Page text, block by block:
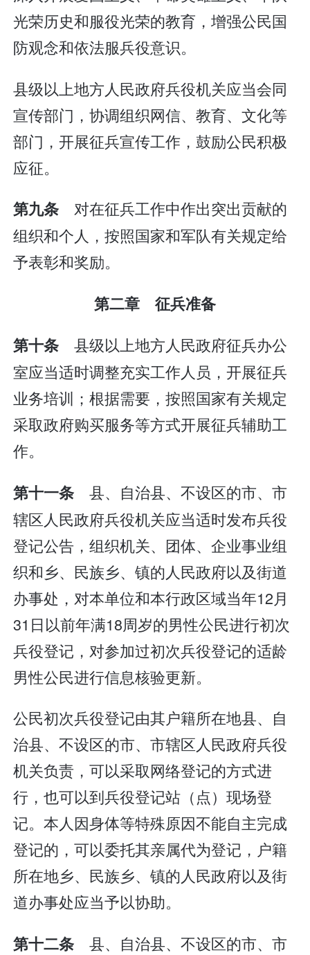
光荣历史和服役光荣的教育，增强公民国
防观念和依法服兵役意识。
县级以上地方人民政府兵役机关应当会同
宣传部门，协调组织网信、教育、文化等
部门，开展征兵宣传工作，鼓励公民积极
应征。
第九条 对在征兵工作中作出突出贡献的
组织和个人，按照国家和军队有关规定给
予表彰和奖励。
第二章 征兵准备
第十条 县级以上地方人民政府征兵办公
室应当适时调整充实工作人员，开展征兵
业务培训；根据需要，按照国家有关规定
采取政府购买服务等方式开展征兵辅助工
作。
第十一条 县、自治县、不设区的市、市
辖区人民政府兵役机关应当适时发布兵役
登记公告，组织机关、团体、企业事业组
织和乡、民族乡、镇的人民政府以及街道
办事处，对本单位和本行政区域当年12月
31日以前年满18周岁的男性公民进行初次
兵役登记，对参加过初次兵役登记的适龄
男性公民进行信息核验更新。
公民初次兵役登记由其户籍所在地县、自
治县、不设区的市、市辖区人民政府兵役
机关负责，可以采取网络登记的方式进
行，也可以到兵役登记站（点）现场登
记。本人因身体等特殊原因不能自主完成
登记的，可以委托其亲属代为登记，户籍
所在地乡、民族乡、镇的人民政府以及街
道办事处应当予以协助。
第十二条 县、自治县、不设区的市、市